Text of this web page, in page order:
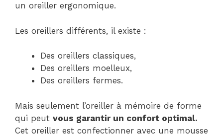
un oreiller ergonomique.
Les oreillers différents, il existe :
Des oreillers classiques,
Des oreillers moelleux,
Des oreillers fermes.
Mais seulement l’oreiller à mémoire de forme
qui peut vous garantir un confort optimal.
Cet oreiller est confectionner avec une mousse